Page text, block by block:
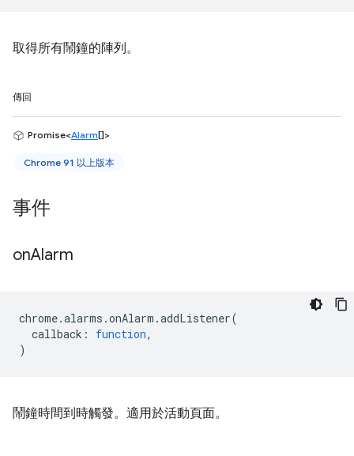
取得所有鬧鐘的陣列。
傳回
Promise<Alarm[]>
Chrome 91 以上版本
事件
onAlarm
chrome.alarms .onAlarm .addListener(
callback : function,
)
鬧鐘時間到時觸發。適用於活動頁面。